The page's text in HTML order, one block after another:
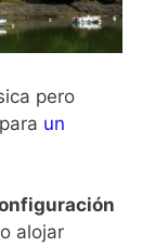
pero
un
alojar